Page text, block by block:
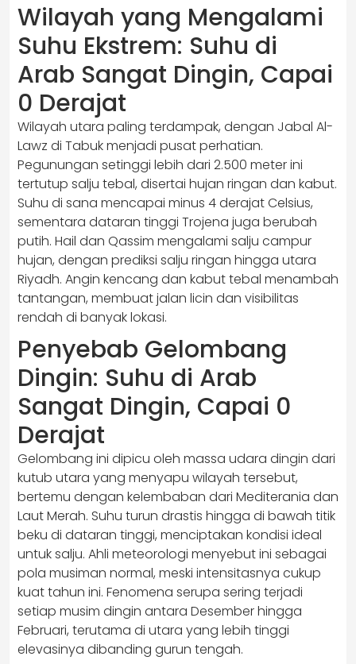
Wilayah yang Mengalami
Suhu Ekstrem: Suhu di
Arab Sangat Dingin, Capai
0 Derajat
Wilayah utara paling terdampak, dengan Jabal Al-
Lawz di Tabuk menjadi pusat perhatian.
Pegunungan setinggi lebih dari 2.500 meter ini
tertutup salju tebal, disertai hujan ringan dan kabut.
Suhu di sana mencapai minus 4 derajat Celsius,
sementara dataran tinggi Trojena juga berubah
putih. Hail dan Qassim mengalami salju campur
hujan, dengan prediksi salju ringan hingga utara
Riyadh. Angin kencang dan kabut tebal menambah
tantangan, membuat jalan licin dan visibilitas
rendah di banyak lokasi.
Penyebab Gelombang
Dingin: Suhu di Arab
Sangat Dingin, Capai 0
Derajat
Gelombang ini dipicu oleh massa udara dingin dari
kutub utara yang menyapu wilayah tersebut,
bertemu dengan kelembaban dari Mediterania dan
Laut Merah. Suhu turun drastis hingga di bawah titik
beku di dataran tinggi, menciptakan kondisi ideal
untuk salju. Ahli meteorologi menyebut ini sebagai
pola musiman normal, meski intensitasnya cukup
kuat tahun ini. Fenomena serupa sering terjadi
setiap musim dingin antara Desember hingga
Februari, terutama di utara yang lebih tinggi
elevasinya dibanding gurun tengah.